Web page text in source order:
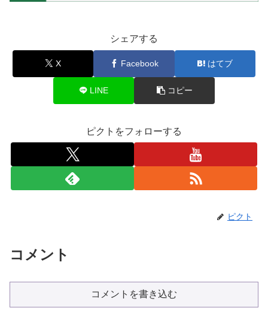
シェアする
X Facebook はてブ
LINE コピー
ピクトをフォローする
ピクト
コメント
コメントを書き込む